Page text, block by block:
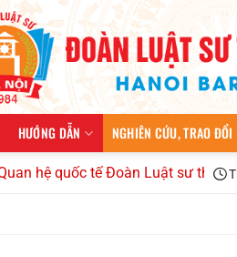
HƯỚNG DẪN NGHIÊN CỨU, TRAO ĐỔI
quốc tế Đoàn Luật sư thành phố